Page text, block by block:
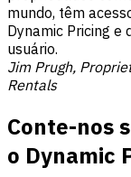
mundo, têm
Dynamic Pricing e
usuário.
Jim Prugh,
Rentals
Conte-nos
o Dynamic